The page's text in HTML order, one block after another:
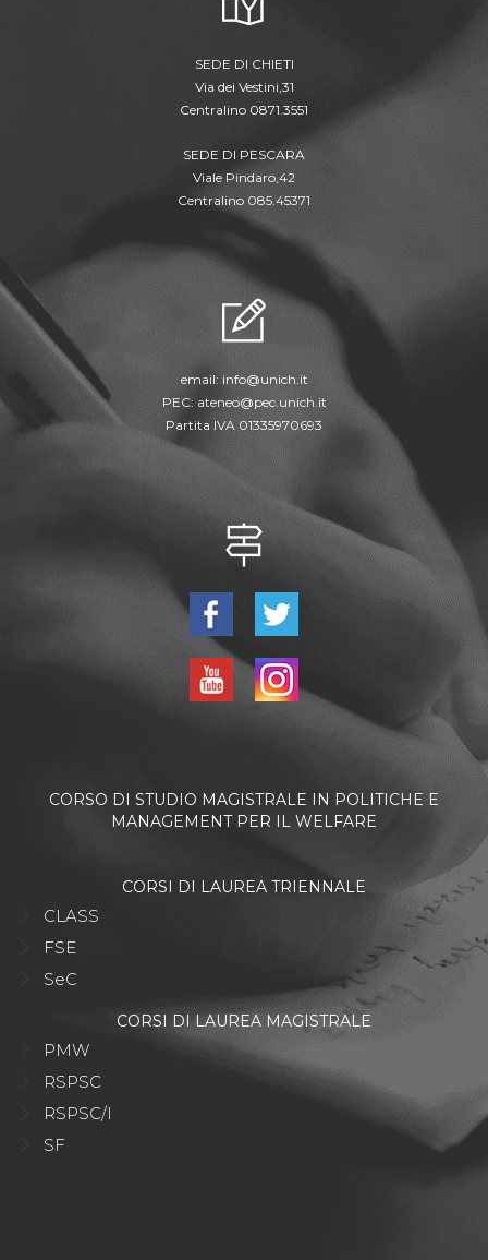
SEDE DI CHIETI
Via dei Vestini,31
Centralino 0871.3551
SEDE DI PESCARA
Viale Pindaro,42
Centralino 085.45371
email: info@unich.it
PEC: ateneo@pec.unich.it
Partita IVA 01335970693
CORSO DI STUDIO MAGISTRALE IN POLITICHE E
MANAGEMENT PER IL WELFARE
CORSI DI LAUREA TRIENNALE
CLASS
FSE
SeC
CORSI DI LAUREA MAGISTRALE
PMW
RSPSC
RSPSC/I
SF